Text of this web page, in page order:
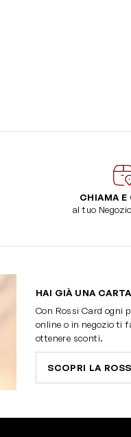
CHIAMA E
al tuo
HAI GIÀ UNA
Con Rossi Card ogni
online o in negozio ti
ottenere sconti.
SCOPRI LA